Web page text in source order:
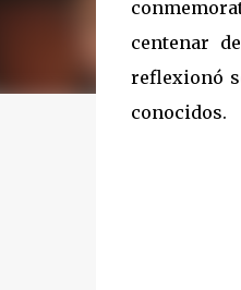
centenar
reflexionó
conocidos.